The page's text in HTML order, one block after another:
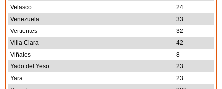
Velasco
24
Venezuela
33
Vertientes
32
Villa Clara
42
Viñales
8
Yado del Yeso
23
Yara
23